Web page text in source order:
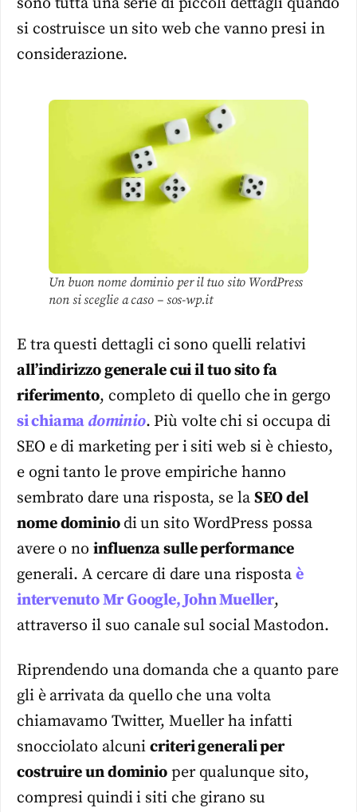
si costruisce un sito web che vanno presi in
considerazione.
Un buon nome dominio per il tuo sito WordPress
non si sceglie a caso – sos-wp.it
E tra questi dettagli ci sono quelli relativi
all’indirizzo generale cui il tuo sito fa
riferimento, completo di quello che in gergo
si chiama dominio. Più volte chi si occupa di
SEO e di marketing per i siti web si è chiesto,
e ogni tanto le prove empiriche hanno
sembrato dare una risposta, se la SEO del
nome dominio di un sito WordPress possa
avere o no influenza sulle performance
generali. A cercare di dare una risposta è
intervenuto Mr Google, John Mueller,
attraverso il suo canale sul social Mastodon.
Riprendendo una domanda che a quanto pare
gli è arrivata da quello che una volta
chiamavamo Twitter, Mueller ha infatti
snocciolato alcunicriteri generali per
costruire un dominio per qualunque sito,
compresi quindi i siti che girano su